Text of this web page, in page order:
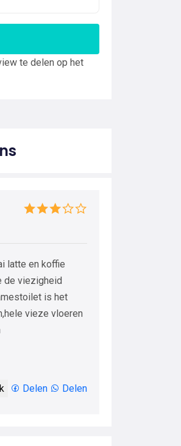
te delen op het
latte en koffie
de viezigheid
is het
vieze vloeren
Delen Delen